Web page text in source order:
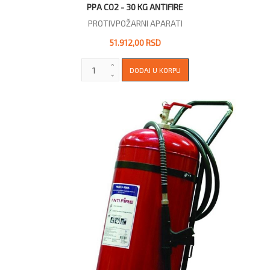
PPA CO2 - 30 KG ANTIFIRE
PROTIVPOŽARNI APARATI
51.912,00 RSD